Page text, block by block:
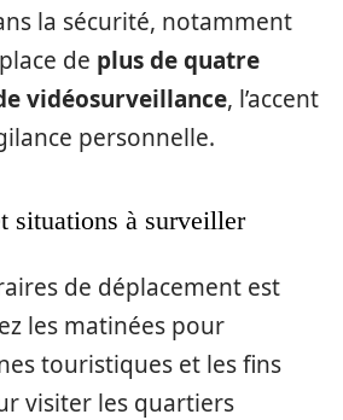
la sécurité, notamment
de plus de quatre
vidéosurveillance, l’accent
personnelle.
situations à surveiller
de déplacement est
les matinées pour
touristiques et les fins
visiter les quartiers